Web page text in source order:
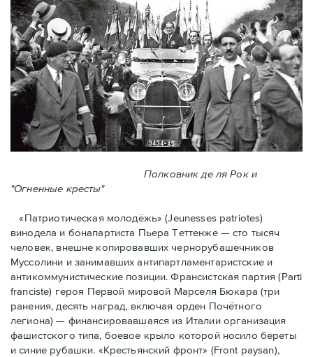
Полковник де ля Рок и
"Огненные кресты"
«Патриотическая молодёжь» (Jeunesses patriotes)
винодела и бонапартиста Пьера Тeттенже — cто тысяч
человек, внешне копировавших чернорубашечников
Муссолини и занимавших антипартламентаристские и
антикоммунистические позиции. Франсистская партия (Parti
franciste) героя Первой мировой Марселя Бюкара (три
ранения, десять наград, включая орден Почётного
легиона) — финансировавшаяся из Италии организация
фашистского типа, боевое крыло которой носило береты
и синие рубашки. «Крестьянский фронт» (Front paysan),